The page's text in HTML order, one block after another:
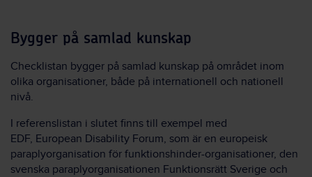
Bygger på samlad kunskap
Checklistan bygger på samlad kunskap på området inom
olika organisationer, både på internationell och nationell
nivå.
I referenslistan i slutet finns till exempel med
EDF, European Disability Forum, som är en europeisk
paraplyorganisation för funktionshinder-organisationer, den
svenska paraplyorganisationen Funktionsrätt Sverige och